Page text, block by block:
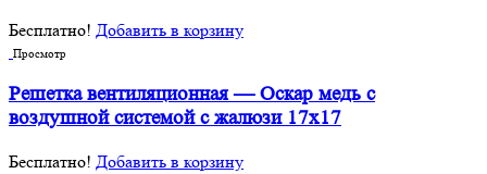
Бесплатно! Добавить в корзину
Просмотр
Решетка вентиляционная — Оскар медь с
воздушной системой с жалюзи 17х17
Бесплатно! Добавить в корзину